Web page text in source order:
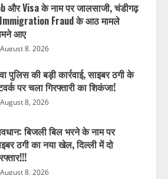
और Visa के नाम पर जालसाजी, चंडीगढ़
Fraud के आठ मामले
आए
August 8, 2026
पुलिस की बड़ी कार्रवाई, साइबर ठगी के
पर चला गिरफ्तारी का शिकंजा!
August 8, 2026
बिजली बिल भरने के नाम पर
ठगी का नया खेल, दिल्ली में दो
August 8, 2026